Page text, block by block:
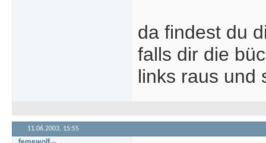
da findest du
falls dir die
links raus und
11.06.2003, 15:55